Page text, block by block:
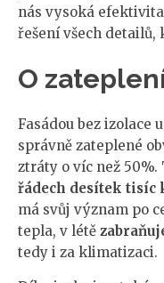
nás vysoká
řešení všech detailů,
O
Fasádou bez izolace
správně zateplené
ztráty o víc než 50%.
řádech desítek tisíc
má svůj význam po
tepla, v létě
tedy i za klimatizaci.